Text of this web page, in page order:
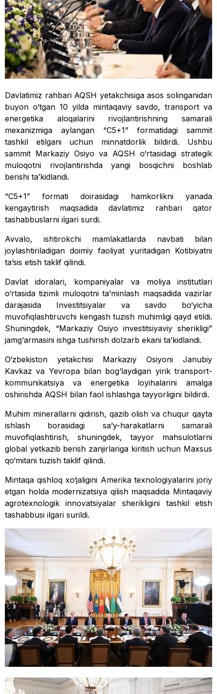
Davlatimiz rahbari AQSH yetakchisiga asos solinganidan
buyon o‘tgan 10 yilda mintaqaviy savdo, transport va
energetika aloqalarini rivojlantirishning samarali
mexanizmiga aylangan “C5+1” formatidagi sammit
tashkil etilgani uchun minnatdorlik bildirdi. Ushbu
sammit Markaziy Osiyo va AQSH o‘rtasidagi strategik
muloqotni rivojlantirishda yangi bosqichni boshlab
berishi ta’kidlandi.
“C5+1” formati doirasidagi hamkorlikni yanada
kengaytirish maqsadida davlatimiz rahbari qator
tashabbuslarni ilgari surdi.
Avvalo, ishtirokchi mamlakatlarda navbati bilan
joylashtiriladigan doimiy faoliyat yuritadigan Kotibiyatni
ta’sis etish taklif qilindi.
Davlat idoralari, kompaniyalar va moliya institutlari
o‘rtasida tizimli muloqotni ta’minlash maqsadida vazirlar
darajasida Investitsiyalar va savdo bo‘yicha
muvofiqlashtiruvchi kengash tuzish muhimligi qayd etildi.
Shuningdek, “Markaziy Osiyo investitsiyaviy sherikligi”
jamg‘armasini ishga tushirish dolzarb ekani ta’kidlandi.
O‘zbekiston yetakchisi Markaziy Osiyoni Janubiy
Kavkaz va Yevropa bilan bog‘laydigan yirik transport-
kommunikatsiya va energetika loyihalarini amalga
oshirishda AQSH bilan faol ishlashga tayyorligini bildirdi.
Muhim minerallarni qidirish, qazib olish va chuqur qayta
ishlash borasidagi sa’y-harakatlarni samarali
muvofiqlashtirish, shuningdek, tayyor mahsulotlarni
global yetkazib berish zanjirlariga kiritish uchun Maxsus
qo‘mitani tuzish taklif qilindi.
Mintaqa qishloq xo‘jaligini Amerika texnologiyalarini joriy
etgan holda modernizatsiya qilish maqsadida Mintaqaviy
agrotexnologik innovatsiyalar sherikligini tashkil etish
tashabbusi ilgari surildi.